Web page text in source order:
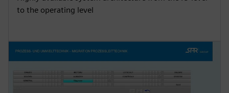
to the operating level